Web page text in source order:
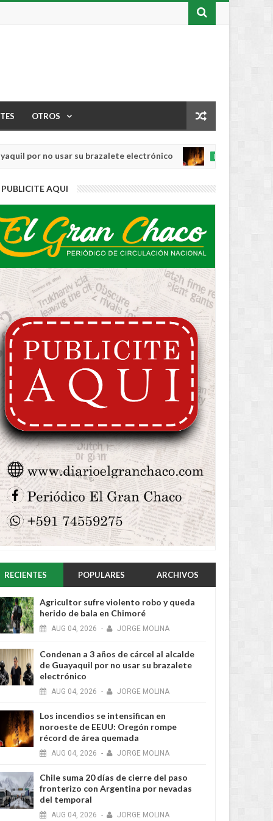
OTROS
no usar su brazalete electrónico
20260
INTERNACIONAL
PUBLICITE AQUI
RECIENTES POPULARES ARCHIVOS
Agricultor sufre violento robo y queda
herido de bala en Chimoré
AUG 04, 2026 - JORGE MOLINA
Condenan a 3 años de cárcel al alcalde
de Guayaquil por no usar su brazalete
electrónico
AUG 04, 2026 - JORGE MOLINA
Los incendios se intensifican en
noroeste de EEUU: Oregón rompe
récord de área quemada
AUG 04, 2026 - JORGE MOLINA
Chile suma 20 días de cierre del paso
fronterizo con Argentina por nevadas
del temporal
AUG 04, 2026 - JORGE MOLINA